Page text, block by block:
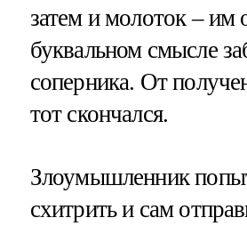
затем и молоток – им
буквальном смысле
соперника. От
тот скончался.
Злоумышленник
схитрить и сам